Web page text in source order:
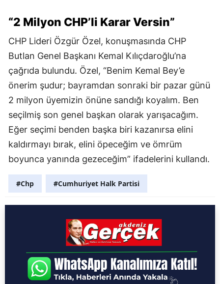
“2 Milyon CHP’li Karar Versin”
CHP Lideri Özgür Özel, konuşmasında CHP
Butlan Genel Başkanı Kemal Kılıçdaroğlu’na
çağrıda bulundu. Özel, “Benim Kemal Bey’e
önerim şudur; bayramdan sonraki bir pazar günü
2 milyon üyemizin önüne sandığı koyalım. Ben
seçilmiş son genel başkan olarak yarışacağım.
Eğer seçimi benden başka biri kazanırsa elini
kaldırmayı bırak, elini öpeceğim ve ömrüm
boyunca yanında gezeceğim” ifadelerini kullandı.
#Chp #Cumhuriyet Halk Partisi